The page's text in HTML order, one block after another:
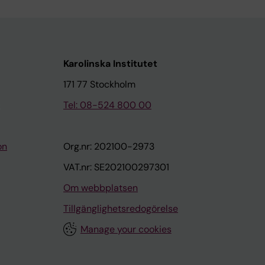
Karolinska Institutet
171 77 Stockholm
Tel: 08-524 800 00
Org.nr: 202100-2973
VAT.nr: SE202100297301
Om webbplatsen
Tillgänglighetsredogörelse
Manage your cookies